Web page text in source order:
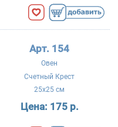
Арт. 154
Овен
Счетный Крест
25x25 см
Цена: 175 р.